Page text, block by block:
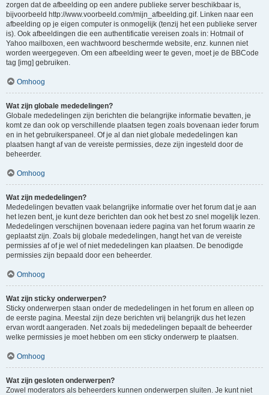
zorgen dat de afbeelding op een andere publieke server beschikbaar is,
bijvoorbeeld http://www.voorbeeld.com/mijn_afbeelding.gif. Linken naar een
afbeelding op je eigen computer is onmogelijk (tenzij het een publieke server
is). Ook afbeeldingen die een authentificatie vereisen zoals in: Hotmail of
Yahoo mailboxen, een wachtwoord beschermde website, enz. kunnen niet
worden weergegeven. Om een afbeelding weer te geven, moet je de BBCode
tag [img] gebruiken.
Omhoog
Wat zijn globale mededelingen?
Globale mededelingen zijn berichten die belangrijke informatie bevatten, je
komt ze dan ook op verschillende plaatsen tegen zoals bovenaan ieder forum
en in het gebruikerspaneel. Of je al dan niet globale mededelingen kan
plaatsen hangt af van de vereiste permissies, deze zijn ingesteld door de
beheerder.
Omhoog
Wat zijn mededelingen?
Mededelingen bevatten vaak belangrijke informatie over het forum dat je aan
het lezen bent, je kunt deze berichten dan ook het best zo snel mogelijk lezen.
Mededelingen verschijnen bovenaan iedere pagina van het forum waarin ze
geplaatst zijn. Zoals bij globale mededelingen, hangt het van de vereiste
permissies af of je wel of niet mededelingen kan plaatsen. De benodigde
permissies zijn bepaald door een beheerder.
Omhoog
Wat zijn sticky onderwerpen?
Sticky onderwerpen staan onder de mededelingen in het forum en alleen op
de eerste pagina. Meestal zijn deze berichten vrij belangrijk dus het lezen
ervan wordt aangeraden. Net zoals bij mededelingen bepaalt de beheerder
welke permissies je moet hebben om een sticky onderwerp te plaatsen.
Omhoog
Wat zijn gesloten onderwerpen?
Zowel moderators als beheerders kunnen onderwerpen sluiten. Je kunt niet